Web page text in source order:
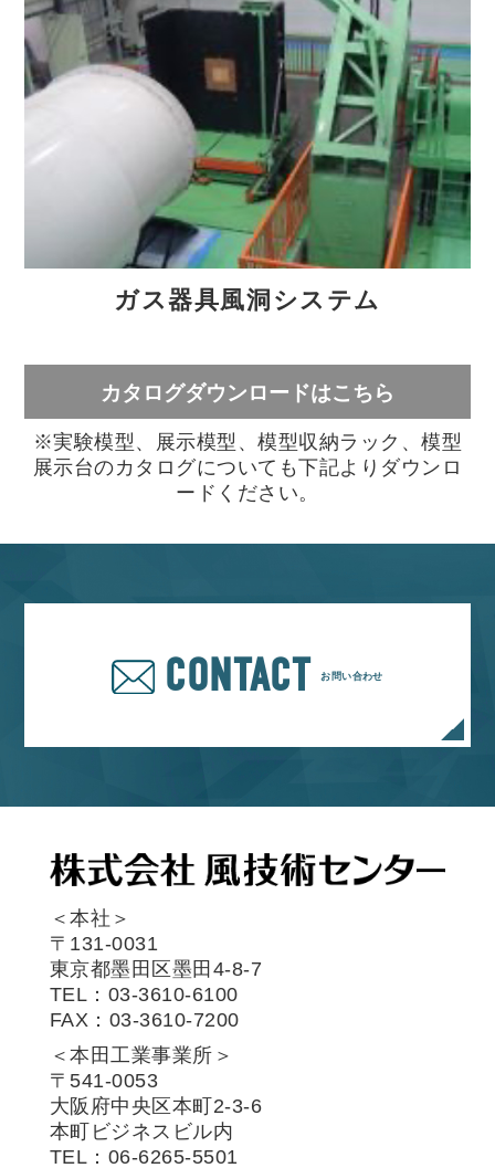
ガス器具風洞システム
カタログダウンロードはこちら
※実験模型、展示模型、模型収納ラック、模型
展示台のカタログについても下記よりダウンロ
ードください。
CONTACT お問い合わせ
＜本社＞
〒131-0031
東京都墨田区墨田4-8-7
TEL：03-3610-6100
FAX：03-3610-7200
＜本田工業事業所＞
〒541-0053
大阪府中央区本町2-3-6
本町ビジネスビル内
TEL：06-6265-5501